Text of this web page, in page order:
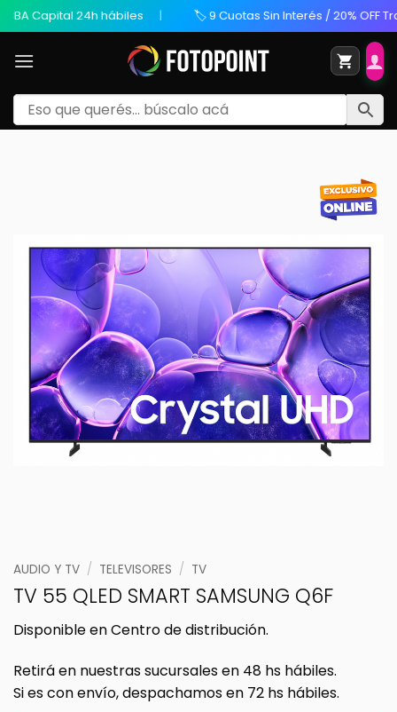
Capital 24h hábiles 🏷️ 9 Cuotas Sin Interés / 20% OFF
AUDIO Y TV / TELEVISORES / TV
TV 55 QLED SMART SAMSUNG Q6F
Disponible en Centro de distribución.
Retirá en nuestras sucursales en 48 hs hábiles.
Si es con envío, despachamos en 72 hs hábiles.